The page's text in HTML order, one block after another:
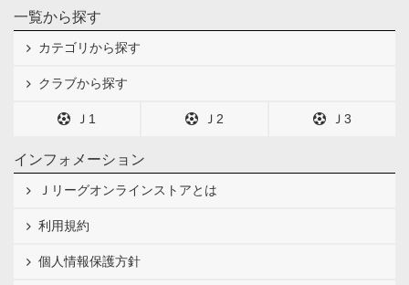
一覧から探す
カテゴリから探す
クラブから探す
Ｊ1 Ｊ2 Ｊ3
インフォメーション
Ｊリーグオンラインストアとは
利用規約
個人情報保護方針